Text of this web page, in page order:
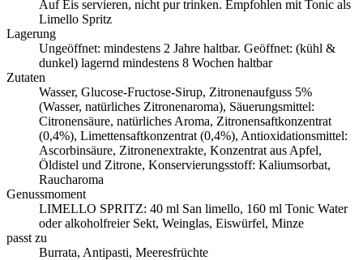
Auf Eis servieren, nicht pur trinken. Empfohlen mit Tonic als
Limello Spritz
Lagerung
Ungeöffnet: mindestens 2 Jahre haltbar. Geöffnet: (kühl &
dunkel) lagernd mindestens 8 Wochen haltbar
Zutaten
Wasser, Glucose-Fructose-Sirup, Zitronenaufguss 5%
(Wasser, natürliches Zitronenaroma), Säuerungsmittel:
Citronensäure, natürliches Aroma, Zitronensaftkonzentrat
(0,4%), Limettensaftkonzentrat (0,4%), Antioxidationsmittel:
Ascorbinsäure, Zitronenextrakte, Konzentrat aus Apfel,
Öldistel und Zitrone, Konservierungsstoff: Kaliumsorbat,
Raucharoma
Genussmoment
LIMELLO SPRITZ: 40 ml San limello, 160 ml Tonic Water
oder alkoholfreier Sekt, Weinglas, Eiswürfel, Minze
passt zu
Burrata, Antipasti, Meeresfrüchte